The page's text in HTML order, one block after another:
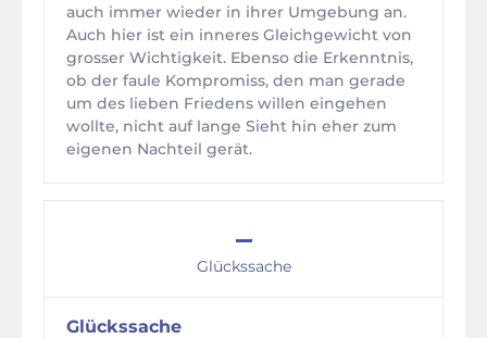
auch immer wieder in ihrer Umgebung an.
Auch hier ist ein inneres Gleichgewicht von
grosser Wichtigkeit. Ebenso die Erkenntnis,
ob der faule Kompromiss, den man gerade
um des lieben Friedens willen eingehen
wollte, nicht auf lange Sieht hin eher zum
eigenen Nachteil gerät.
–
Glückssache
Glückssache